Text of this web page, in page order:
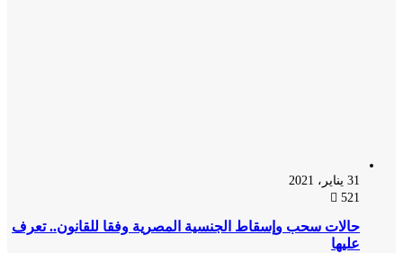
حالات سحب وإسقاط الجنسية المصرية وفقا للقانون.. تعرف